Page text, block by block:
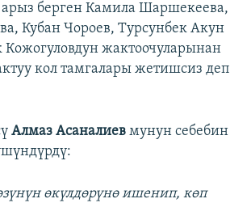
арыз берген Камила Шаршекеева,
Кубан Чороев, Турсунбек Акун
Кожогуловдун жактоочуларынан
кол тамгалары жетишсиз деп
Алмаз Асаналиев мунун себебин
өкүлдөрүнө ишенип, көп